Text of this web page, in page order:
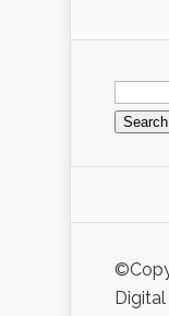
Search
for: